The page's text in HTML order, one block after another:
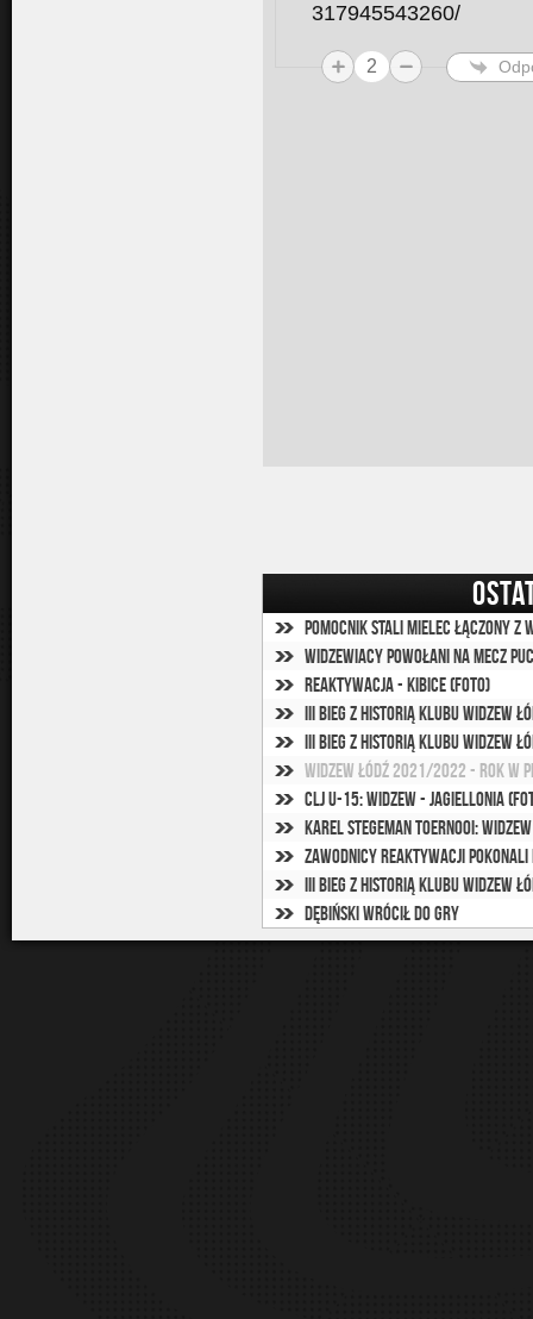
317945543260/
2
Pomocnik Stali Mielec łączony z
Widzewiacy powołani na mecz
Reaktywacja - Kibice (foto)
III Bieg z Historią Klubu Widzew
III Bieg z Historią Klubu Widzew
Widzew Łódź 2021/2022 - rok w
CLJ U-15: Widzew - Jagiellonia
Karel Stegeman Toernooi:
Zawodnicy Reaktywacji
III Bieg z Historią Klubu Widzew
Dębiński wrócił do gry